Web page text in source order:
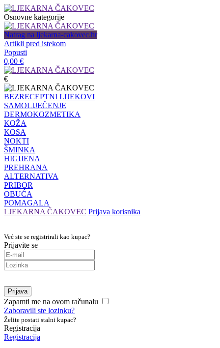
Osnovne kategorije
Natrag na ljekarna-cakovec.hr
Artikli pred istekom
Popusti
0,00 €
€
BEZRECEPTNI LIJEKOVI
SAMOLIJEČENJE
DERMOKOZMETIKA
KOŽA
KOSA
NOKTI
ŠMINKA
HIGIJENA
PREHRANA
ALTERNATIVA
PRIBOR
OBUĆA
POMAGALA
LJEKARNA ČAKOVEC Prijava korisnika
Već ste se registrirali kao kupac?
Prijavite se
Prijava
Zapamti me na ovom računalu
Zaboravili ste lozinku?
Želite postati stalni kupac?
Registracija
Registracija